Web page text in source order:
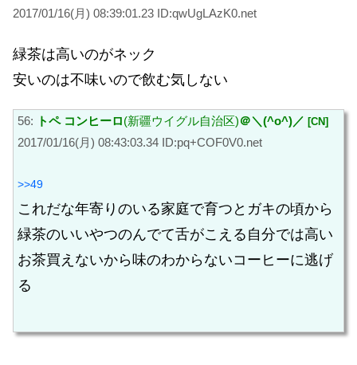
2017/01/16(月) 08:39:01.23 ID:qwUgLAzK0.net
緑茶は高いのがネック
安いのは不味いので飲む気しない
56: トペ コンヒーロ(新疆ウイグル自治区)＠＼(^o^)／ [CN]
2017/01/16(月) 08:43:03.34 ID:pq+COF0V0.net
>>49
これだな年寄りのいる家庭で育つとガキの頃から
緑茶のいいやつのんでて舌がこえる自分では高い
お茶買えないから味のわからないコーヒーに逃げ
る